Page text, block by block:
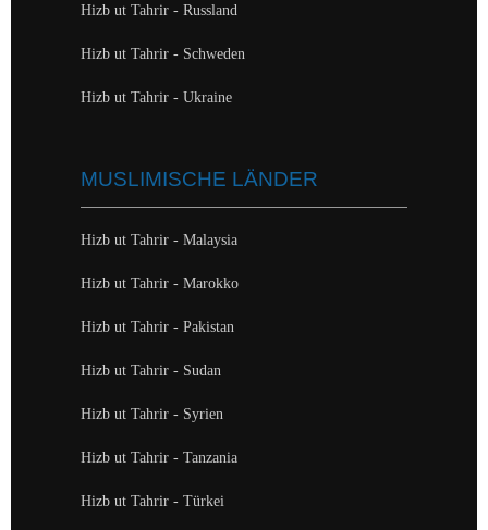
Hizb ut Tahrir - Russland
Hizb ut Tahrir - Schweden
Hizb ut Tahrir - Ukraine
MUSLIMISCHE LÄNDER
Hizb ut Tahrir - Malaysia
Hizb ut Tahrir - Marokko
Hizb ut Tahrir - Pakistan
Hizb ut Tahrir - Sudan
Hizb ut Tahrir - Syrien
Hizb ut Tahrir - Tanzania
Hizb ut Tahrir - Türkei